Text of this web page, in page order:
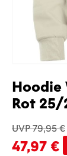
Hoodie
Rot 25/
UVP 79,95 €
47,97 €